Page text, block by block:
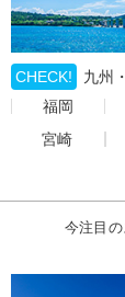
CHECK!
九州
福岡
宮崎
今注目